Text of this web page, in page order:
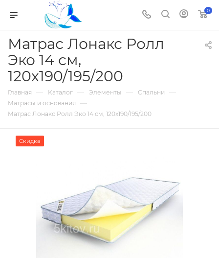
0
Матрас Лонакс Ролл
Эко 14 см,
120х190/195/200
Главная — Каталог — Элементы — Спальни —
Матрасы и основания —
Матрас Лонакс Ролл Эко 14 см, 120х190/195/200
Скидка